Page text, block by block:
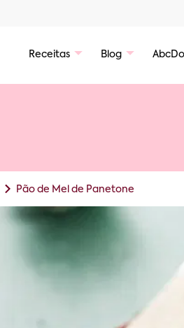
Receitas Blog
Pão de Mel de Panetone